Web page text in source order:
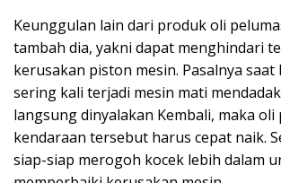
Keunggulan lain dari produk oli
tambah dia, yakni dapat menghindari
kerusakan piston mesin. Pasalnya saat
sering kali terjadi mesin mati
langsung dinyalakan Kembali, maka oli
kendaraan tersebut harus cepat naik.
siap-siap merogoh kocek lebih dalam